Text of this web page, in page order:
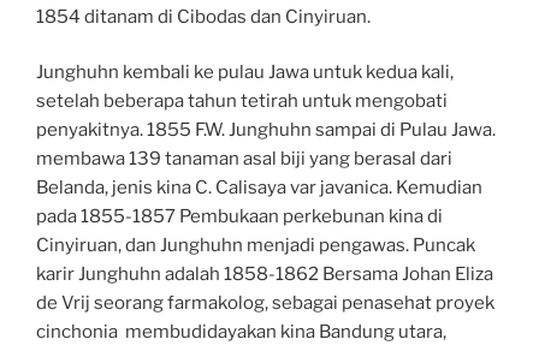
1854 ditanam di Cibodas dan Cinyiruan.
Junghuhn kembali ke pulau Jawa untuk kedua kali,
setelah beberapa tahun tetirah untuk mengobati
penyakitnya. 1855 F.W. Junghuhn sampai di Pulau Jawa.
membawa 139 tanaman asal biji yang berasal dari
Belanda, jenis kina C. Calisaya var javanica. Kemudian
pada 1855-1857 Pembukaan perkebunan kina di
Cinyiruan, dan Junghuhn menjadi pengawas. Puncak
karir Junghuhn adalah 1858-1862 Bersama Johan Eliza
de Vrij seorang farmakolog, sebagai penasehat proyek
cinchonia membudidayakan kina Bandung utara,